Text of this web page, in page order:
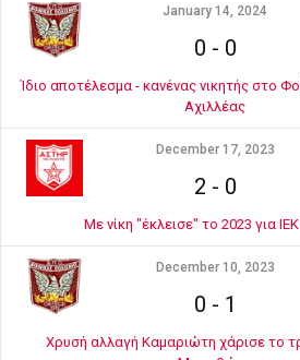
January 14, 2024
0 - 0
Ίδιο αποτέλεσμα - κανένας νικητής στο
Αχιλλέας
December 17, 2023
2 - 0
Με νίκη "έκλεισε" το 2023 για
December 10, 2023
0 - 1
Χρυσή αλλαγή Καμαριώτη χάρισε το